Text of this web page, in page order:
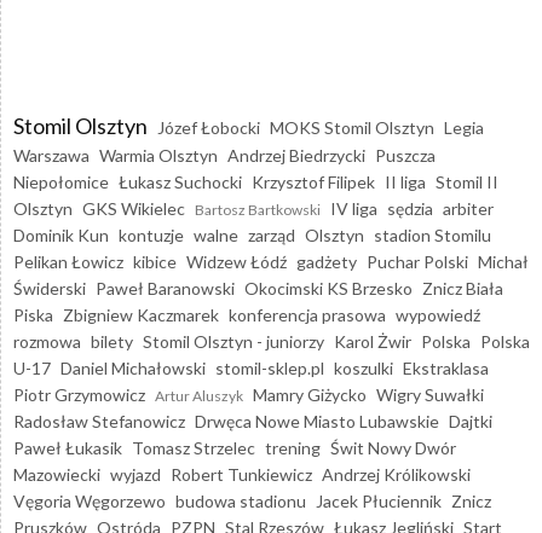
Stomil Olsztyn Józef Łobocki MOKS Stomil Olsztyn Legia
Warszawa Warmia Olsztyn Andrzej Biedrzycki Puszcza
Niepołomice Łukasz Suchocki Krzysztof Filipek II liga Stomil II
Olsztyn GKS Wikielec Bartosz Bartkowski IV liga sędzia arbiter
Dominik Kun kontuzje walne zarząd Olsztyn stadion Stomilu
Pelikan Łowicz kibice Widzew Łódź gadżety Puchar Polski Michał
Świderski Paweł Baranowski Okocimski KS Brzesko Znicz Biała
Piska Zbigniew Kaczmarek konferencja prasowa wypowiedź
rozmowa bilety Stomil Olsztyn - juniorzy Karol Żwir Polska Polska
U-17 Daniel Michałowski stomil-sklep.pl koszulki Ekstraklasa
Piotr Grzymowicz Artur Aluszyk Mamry Giżycko Wigry Suwałki
Radosław Stefanowicz Drwęca Nowe Miasto Lubawskie Dajtki
Paweł Łukasik Tomasz Strzelec trening Świt Nowy Dwór
Mazowiecki wyjazd Robert Tunkiewicz Andrzej Królikowski
Vęgoria Węgorzewo budowa stadionu Jacek Płuciennik Znicz
Pruszków Ostróda PZPN Stal Rzeszów Łukasz Jegliński Start